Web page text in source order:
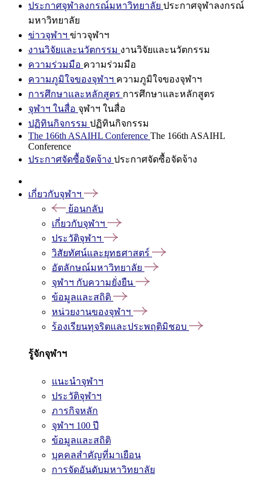
ประกาศจุฬาลงกรณ์มหาวิทยาลัย ประกาศจุฬาลงกรณ์
มหาวิทยาลัย
ข่าวจุฬาฯ ข่าวจุฬาฯ
งานวิจัยและนวัตกรรม งานวิจัยและนวัตกรรม
ความร่วมมือ ความร่วมมือ
ความภูมิใจของจุฬาฯ ความภูมิใจของจุฬาฯ
การศึกษาและหลักสูตร การศึกษาและหลักสูตร
จุฬาฯ ในสื่อ จุฬาฯ ในสื่อ
ปฏิทินกิจกรรม ปฏิทินกิจกรรม
The 166th ASAIHL Conference The 166th ASAIHL
Conference
ประกาศจัดซื้อจัดจ้าง ประกาศจัดซื้อจัดจ้าง
เกี่ยวกับจุฬาฯ
ย้อนกลับ
เกี่ยวกับจุฬาฯ
ประวัติจุฬาฯ
วิสัยทัศน์และยุทธศาสตร์
อัตลักษณ์มหาวิทยาลัย
จุฬาฯ กับความยั่งยืน
ข้อมูลและสถิติ
หน่วยงานของจุฬาฯ
ร้องเรียนทุจริตและประพฤติมิชอบ
รู้จักจุฬาฯ
แนะนำจุฬาฯ
ประวัติจุฬาฯ
ภารกิจหลัก
จุฬาฯ 100 ปี
ข้อมูลและสถิติ
บุคคลสำคัญที่มาเยือน
การจัดอันดับมหาวิทยาลัย